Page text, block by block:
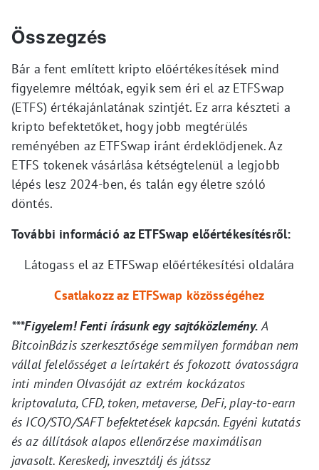
Összegzés
Bár a fent említett kripto előértékesítések mind
figyelemre méltóak, egyik sem éri el az ETFSwap
(ETFS) értékajánlatának szintjét. Ez arra készteti a
kripto befektetőket, hogy jobb megtérülés
reményében az ETFSwap iránt érdeklődjenek. Az
ETFS tokenek vásárlása kétségtelenül a legjobb
lépés lesz 2024-ben, és talán egy életre szóló
döntés.
További információ az ETFSwap előértékesítésről:
Látogass el az ETFSwap előértékesítési oldalára
Csatlakozz az ETFSwap közösségéhez
***Figyelem! Fenti írásunk egy sajtóközlemény. A
BitcoinBázis szerkesztősége semmilyen formában nem
vállal felelősséget a leírtakért és fokozott óvatosságra
inti minden Olvasóját az extrém kockázatos
kriptovaluta, CFD, token, metaverse, DeFi, play-to-earn
és ICO/STO/SAFT befektetések kapcsán. Egyéni kutatás
és az állítások alapos ellenőrzése maximálisan
javasolt. Kereskedj, invesztálj és játssz